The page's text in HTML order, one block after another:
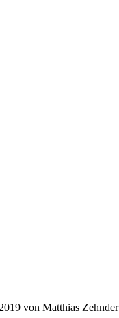
von Matthias Zehnder